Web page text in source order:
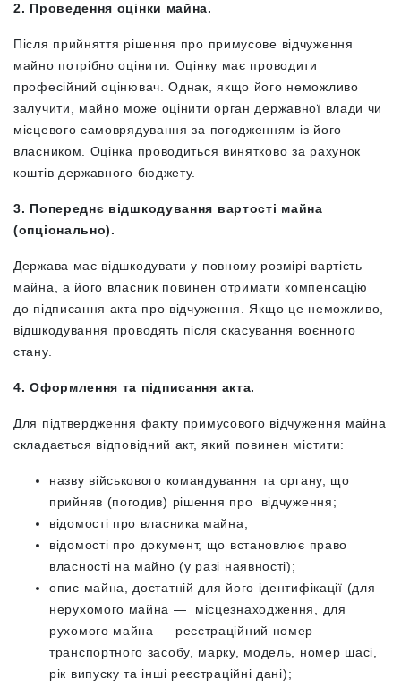
2. Проведення оцінки майна.
Після прийняття рішення про примусове відчуження
майно потрібно оцінити. Оцінку має проводити
професійний оцінювач. Однак, якщо його неможливо
залучити, майно може оцінити орган державної влади чи
місцевого самоврядування за погодженням із його
власником. Оцінка проводиться винятково за рахунок
коштів державного бюджету.
3. Попереднє відшкодування вартості майна
(опціонально).
Держава має відшкодувати у повному розмірі вартість
майна, а його власник повинен отримати компенсацію
до підписання акта про відчуження. Якщо це неможливо,
відшкодування проводять після скасування воєнного
стану.
4. Оформлення та підписання акта.
Для підтвердження факту примусового відчуження майна
складається відповідний акт, який повинен містити:
назву військового командування та органу, що
прийняв (погодив) рішення про відчуження;
відомості про власника майна;
відомості про документ, що встановлює право
власності на майно (у разі наявності);
опис майна, достатній для його ідентифікації (для
нерухомого майна — місцезнаходження, для
рухомого майна — реєстраційний номер
транспортного засобу, марку, модель, номер шасі,
рік випуску та інші реєстраційні дані);